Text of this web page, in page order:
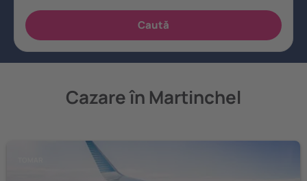
Cazare în Martinchel